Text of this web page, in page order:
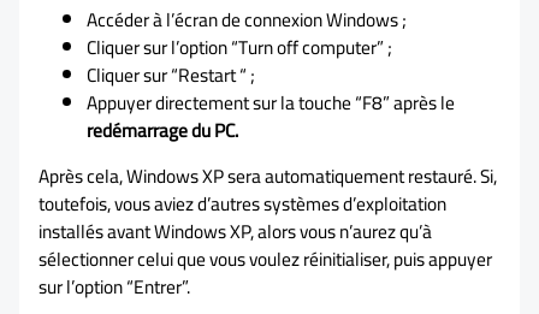
Accéder à l’écran de connexion Windows ;
Cliquer sur l’option “Turn off computer” ;
Cliquer sur “Restart “ ;
Appuyer directement sur la touche “F8” après le
redémarrage du PC.
Après cela, Windows XP sera automatiquement restauré. Si,
toutefois, vous aviez d’autres systèmes d’exploitation
installés avant Windows XP, alors vous n’aurez qu’à
sélectionner celui que vous voulez réinitialiser, puis appuyer
sur l’option “Entrer”.